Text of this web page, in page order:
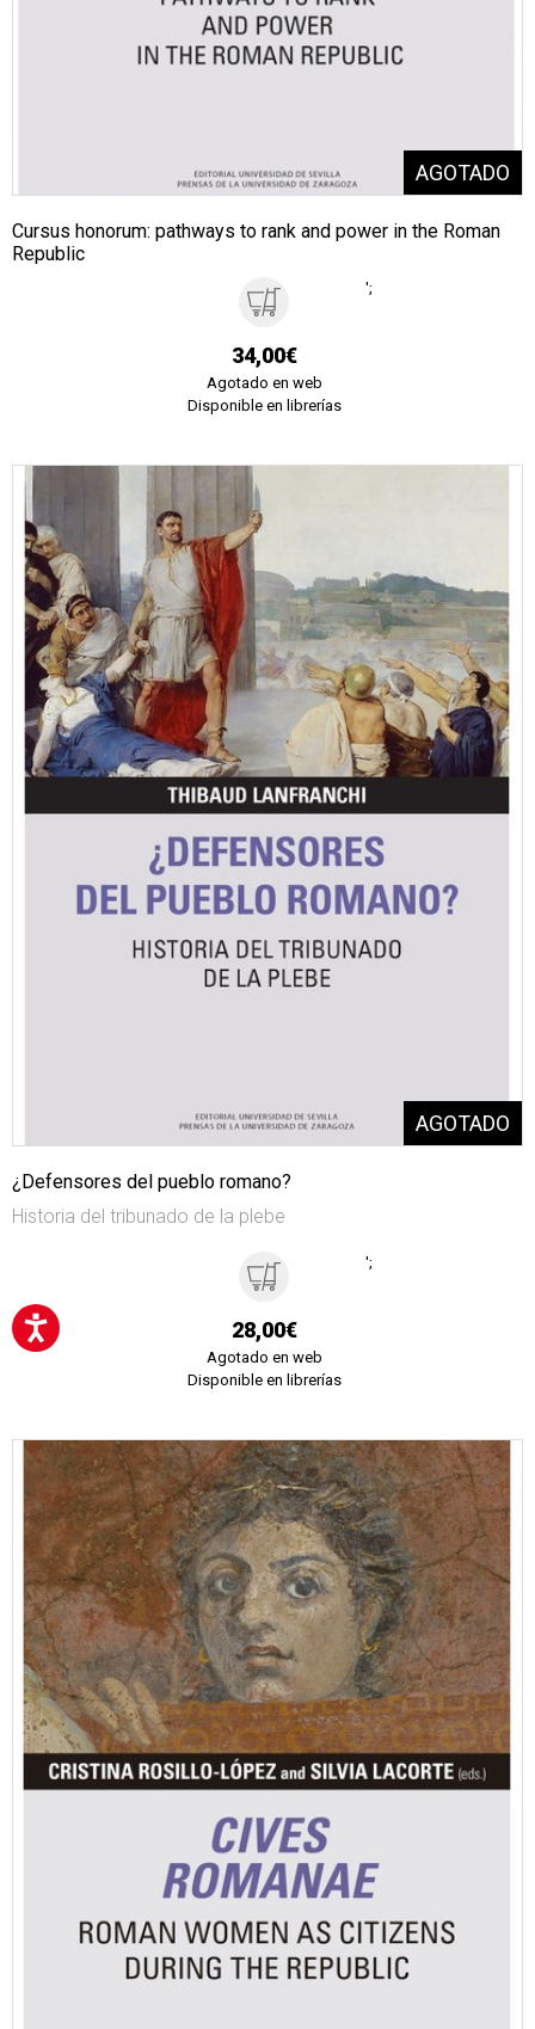
Cursus honorum: pathways to rank and power in the Roman
Republic
34,00€
Agotado en web
Disponible en librerías
';
¿Defensores del pueblo romano?
Historia del tribunado de la plebe
28,00€
Agotado en web
Disponible en librerías
';